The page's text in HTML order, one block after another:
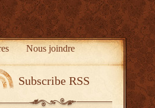
Nous joindre
Subscribe RSS